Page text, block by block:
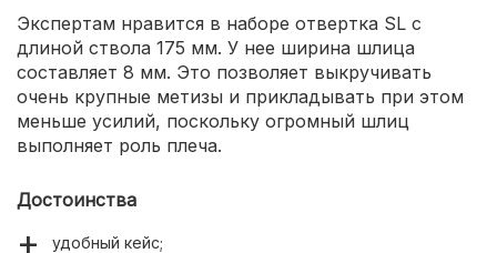
Экспертам нравится в наборе отвертка SL с
длиной ствола 175 мм. У нее ширина шлица
составляет 8 мм. Это позволяет выкручивать
очень крупные метизы и прикладывать при этом
меньше усилий, поскольку огромный шлиц
выполняет роль плеча.
Достоинства
удобный кейс;